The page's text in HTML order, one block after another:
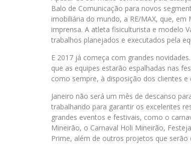
Balo de Comunicação para novos
imobiliária do mundo, a RE/MAX, que,
imprensa. A atleta fisiculturista e modelo
trabalhos planejados e executados pela
E 2017 já começa com grandes
que as equipes estarão espalhadas nas
como sempre, à disposição dos clientes e
Janeiro não será um mês de descanso
trabalhando para garantir os excelentes
grandes eventos e festivais, como o
Mineirão, o Carnaval Holi Mineirão,
Prime, além de outros projetos que serão